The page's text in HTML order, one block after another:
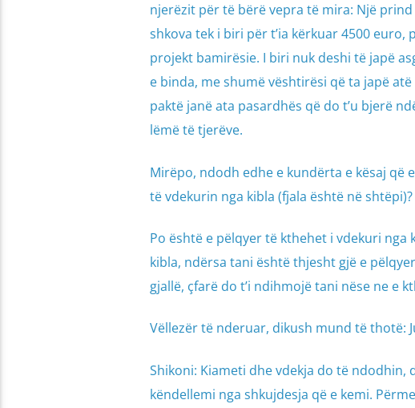
njerëzit për të bërë vepra të mira: Një
shkova tek i biri për t’ia kërkuar 4500
projekt bamirësie. I biri nuk deshi të japë
e binda, me shumë vështirësi që ta japë
paktë janë ata pasardhës që do t’u bjerë
lëmë të tjerëve.
Mirëpo, ndodh edhe e kundërta e kësaj që
të vdekurin nga kibla (fjala është në shtëpi)?
Po është e pëlqyer të kthehet i vdekuri
kibla, ndërsa tani është thjesht gjë e
gjallë, çfarë do t’i ndihmojë tani nëse ne e
Vëllezër të nderuar, dikush mund të thotë:
Shikoni: Kiameti dhe vdekja do të ndodhin,
këndellemi nga shkujdesja që e kemi.